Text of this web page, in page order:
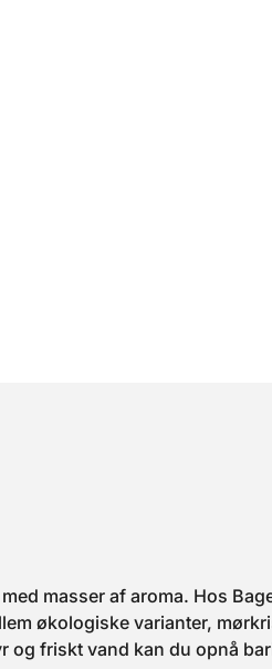
masser af aroma. Hos
økologiske varianter,
friskt vand kan du opnå